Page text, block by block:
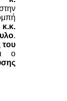
.
του
ο